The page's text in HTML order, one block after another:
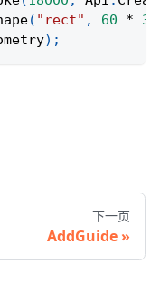
( "rect" , 60 *
) ;
下一页
AddGuide